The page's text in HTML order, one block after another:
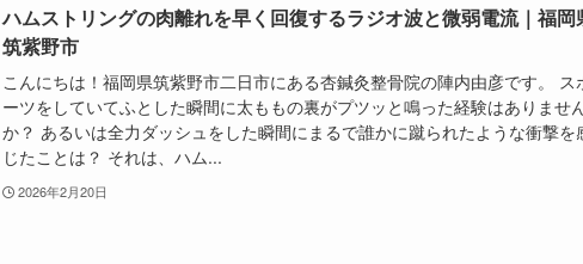
ハムストリングの肉離れを早く回復するラジオ波と微弱電流｜福岡
筑紫野市
こんにちは！福岡県筑紫野市二日市にある杏鍼灸整骨院の陣内由彦です。 ス
ーツをしていてふとした瞬間に太ももの裏がプツッと鳴った経験はありませ
か？ あるいは全力ダッシュをした瞬間にまるで誰かに蹴られたような衝撃を
じたことは？ それは、ハム...
2026年2月20日